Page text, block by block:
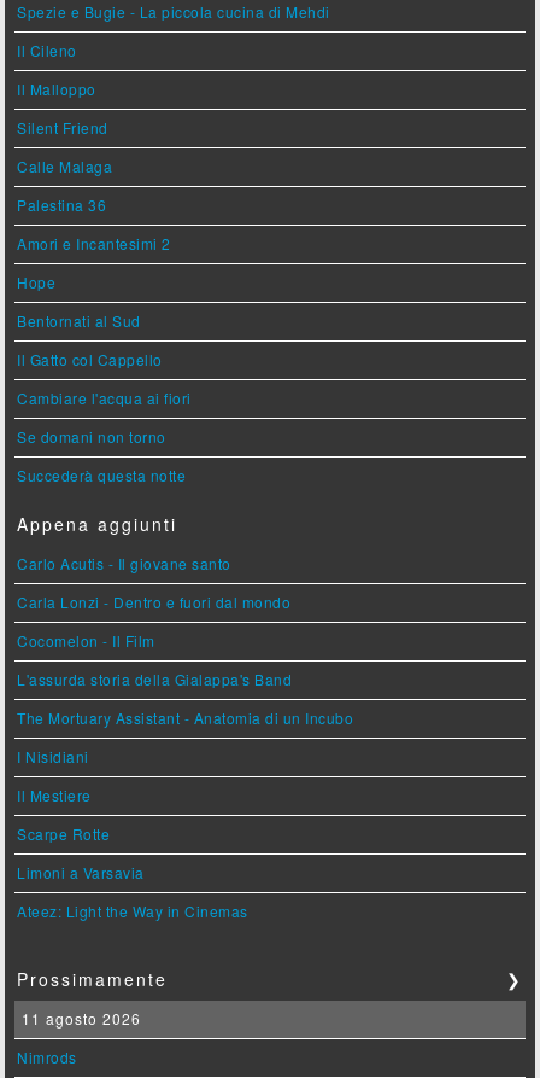
Spezie e Bugie - La piccola cucina di Mehdi
Il Cileno
Il Malloppo
Silent Friend
Calle Malaga
Palestina 36
Amori e Incantesimi 2
Hope
Bentornati al Sud
Il Gatto col Cappello
Cambiare l'acqua ai fiori
Se domani non torno
Succederà questa notte
Appena aggiunti
Carlo Acutis - Il giovane santo
Carla Lonzi - Dentro e fuori dal mondo
Cocomelon - Il Film
L'assurda storia della Gialappa's Band
The Mortuary Assistant - Anatomia di un Incubo
I Nisidiani
Il Mestiere
Scarpe Rotte
Limoni a Varsavia
Ateez: Light the Way in Cinemas
Prossimamente ❯
11 agosto 2026
Nimrods